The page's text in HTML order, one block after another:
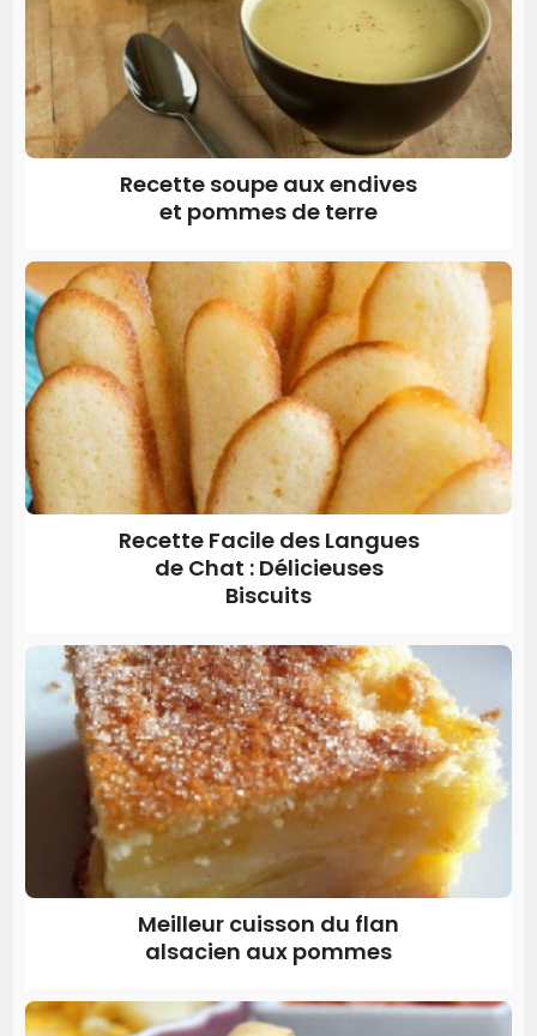
Recette soupe aux endives
et pommes de terre
Recette Facile des Langues
de Chat : Délicieuses
Biscuits
Meilleur cuisson du flan
alsacien aux pommes